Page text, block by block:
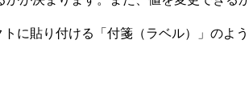
に貼り付ける「付箋（ラベル）」のよう